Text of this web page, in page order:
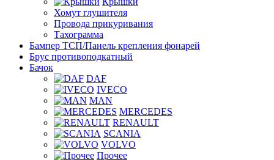
Хомут глушителя
Провода прикуривания
Тахограмма
Бампер ТСП/Панель крепления фонарей
Брус противоподкатный
Бачок
DAF
IVECO
MAN
MERCEDES
RENAULT
SCANIA
VOLVO
Прочее